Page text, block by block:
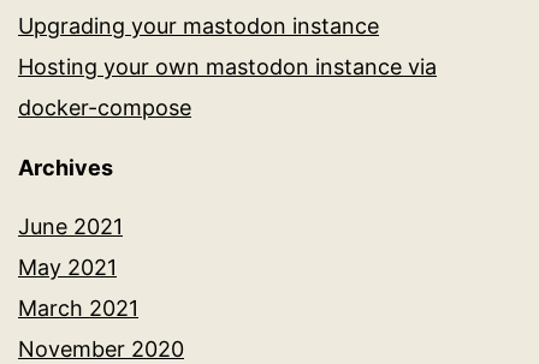
Upgrading your mastodon instance
Hosting your own mastodon instance via
docker-compose
Archives
June 2021
May 2021
March 2021
November 2020